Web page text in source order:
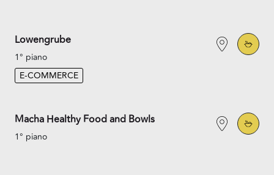
Lowengrube
1° piano
E-COMMERCE
Macha Healthy Food and Bowls
1° piano